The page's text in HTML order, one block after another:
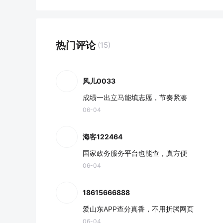
热门评论 (15)
风儿0033
成绩一出立马能填志愿，节奏紧凑
06-04
海客122464
国家政务服务平台也能查，真方便
06-04
18615666888
爱山东APP查分真香，不用折腾网页
06-04